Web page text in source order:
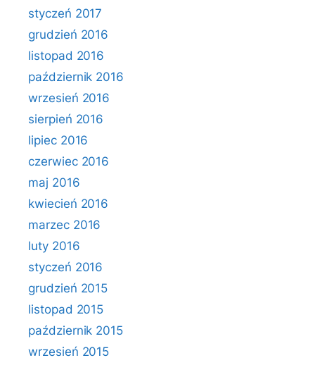
styczeń 2017
grudzień 2016
listopad 2016
październik 2016
wrzesień 2016
sierpień 2016
lipiec 2016
czerwiec 2016
maj 2016
kwiecień 2016
marzec 2016
luty 2016
styczeń 2016
grudzień 2015
listopad 2015
październik 2015
wrzesień 2015